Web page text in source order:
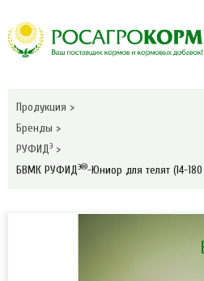
Продукция >
Бренды >
РУФИДЭ >
БВМК РУФИДЭ®-Юниор для телят (14-